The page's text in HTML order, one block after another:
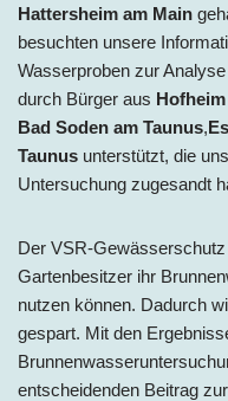
Hattersheim am Main
besuchten unsere
Wasserproben zur
durch Bürger aus
Bad Soden am Taunus,
Taunus unterstützt, die
Untersuchung zugesandt
Der VSR-
Gartenbesitzer ihr
nutzen können. Dadurch
gespart. Mit den
entscheidenden Beitrag